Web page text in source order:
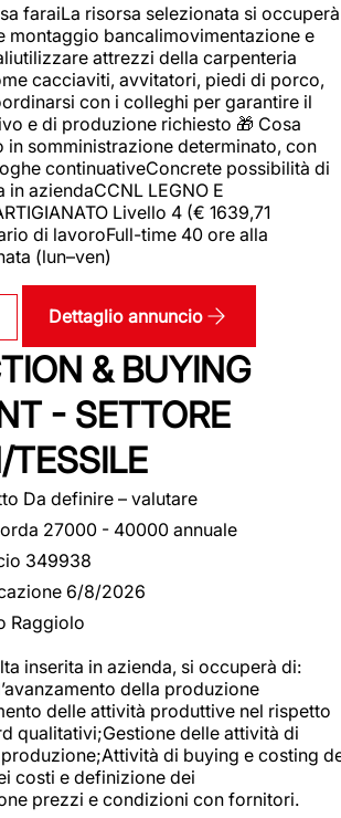
faraiLa risorsa selezionata si occuperà
montaggio bancalimovimentazione e
attrezzi della carpenteria
cacciaviti, avvitatori, piedi di porco,
con i colleghi per garantire il
e di produzione richiesto 🎁 Cosa
somministrazione determinato, con
continuativeConcrete possibilità di
aziendaCCNL LEGNO E
Livello 4 (€ 1639,71
di lavoroFull-time 40 ore alla
(lun–ven)
Dettaglio annuncio
& BUYING
- SETTORE
TESSILE
Da definire – valutare
27000 - 40000 annuale
349938
6/8/2026
Raggiolo
inserita in azienda, si occuperà di:
della produzione
delle attività produttive nel rispetto
qualitativi;Gestione delle attività di
di buying e costing
costi e definizione dei
prezzi e condizioni con fornitori.